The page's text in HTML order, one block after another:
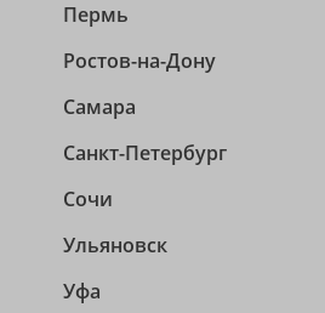
Пермь
Ростов-на-Дону
Самара
Санкт-Петербург
Сочи
Ульяновск
Уфа